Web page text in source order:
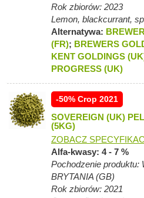
Rok zbiorów: 2023
Lemon, blackcurrant,
Alternatywa:
(FR); BREWERS
KENT GOLDINGS
PROGRESS (UK)
-50% Crop 2021
SOVEREIGN (UK)
(5KG)
ZOBACZ
Alfa-kwasy: 4 - 7 %
Pochodzenie produktu:
BRYTANIA (GB)
Rok zbiorów: 2021